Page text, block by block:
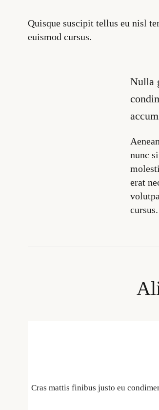
Quisque suscipit tellus eu nisl
euismod cursus.
Nulla
nunc
erat
cursus.
Cras mattis finibus justo eu